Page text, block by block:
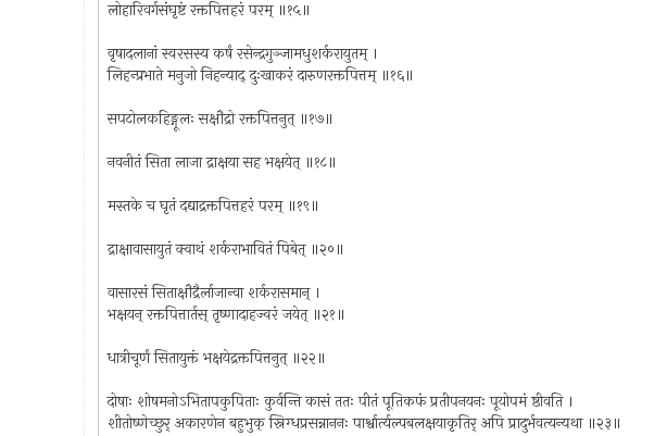
लोहारिवर्गसंघृष्टं रक्तपित्तहरं परम् ॥१५॥
वृषादलानां स्वरसस्य कर्षं रसेन्द्रगुञ्जामधुशर्करायुतम् ।
लिहन्प्रभाते मनुजो निहन्याद् दुःखाकरं दारुणरक्तपित्तम् ॥१६॥
सपटोलकहिङ्गूलः सक्षौद्रो रक्तपित्तनुत् ॥१७॥
नवनीतं सिता लाजा द्राक्षया सह भक्षयेत् ॥१८॥
मस्तके च घृतं दद्याद्रक्तपित्तहरं परम् ॥१९॥
द्राक्षावासायुतं क्वाथं शर्कराभावितं पिबेत् ॥२०॥
वासारसं सिताक्षौद्रैर्लाजान्वा शर्करासमान् ।
भक्षयन् रक्तपित्तार्तस् तृष्णादाहज्वरं जयेत् ॥२१॥
धात्रीचूर्णं सितायुक्तं भक्षयेद्रक्तपित्तनुत् ॥२२॥
दोषाः शोषमनोऽभितापकुपिताः कुर्वन्ति कासं ततः पीतं पूतिकफं प्रतीपनयनः पूयोपमं ष्ठीवति ।
शीतोष्णेच्छुर् अकारणेन बहुभुक् स्निग्धप्रसन्नाननः पार्श्वार्त्यल्पबलक्षयाकृतिर् अपि प्रादुर्भवत्यन्यथा ॥२३॥